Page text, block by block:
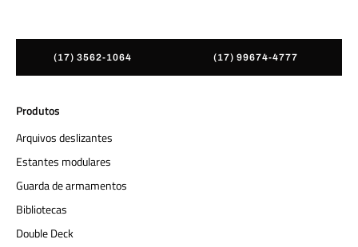
(17) 3562-1064 (17) 99674-4777
Produtos
Arquivos deslizantes
Estantes modulares
Guarda de armamentos
Bibliotecas
Double Deck